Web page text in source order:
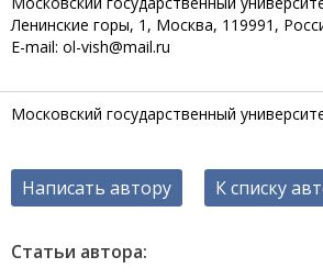
Ленинские горы, 1, Москва, 119991,
E-mail: ol-vish@mail.ru
Московский государственный
Написать автору К списку
Статьи автора: